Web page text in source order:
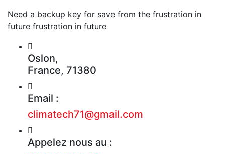
Need a backup key for save from the frustration in
future frustration in future
Oslon,
France, 71380
Email :
climatech71@gmail.com
Appelez nous au :